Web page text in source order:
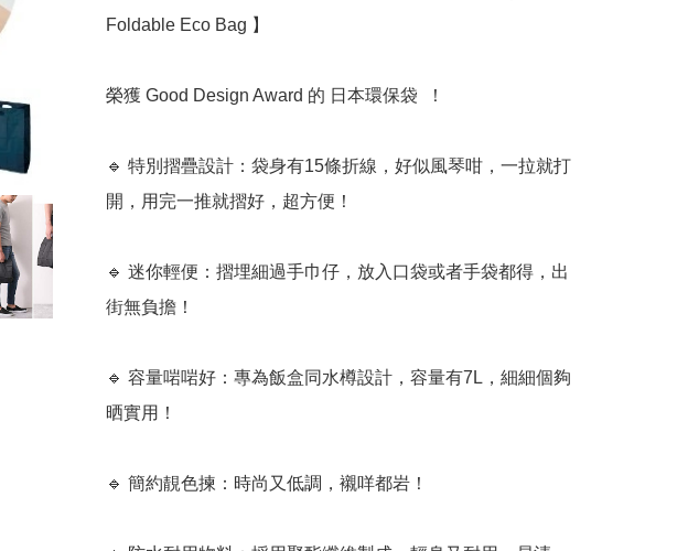
Foldable Eco Bag 】﻿
榮獲 Good Design Award 的 日本環保袋  ！
🔹 特別摺疊設計：袋身有15條折線，好似風琴咁，一拉就打
開，用完一推就摺好，超方便！
🔹 迷你輕便：摺埋細過手巾仔，放入口袋或者手袋都得，出
街無負擔！
🔹 容量啱啱好：專為飯盒同水樽設計，容量有7L，細細個夠
晒實用！
🔹 簡約靚色揀：時尚又低調，襯咩都岩！